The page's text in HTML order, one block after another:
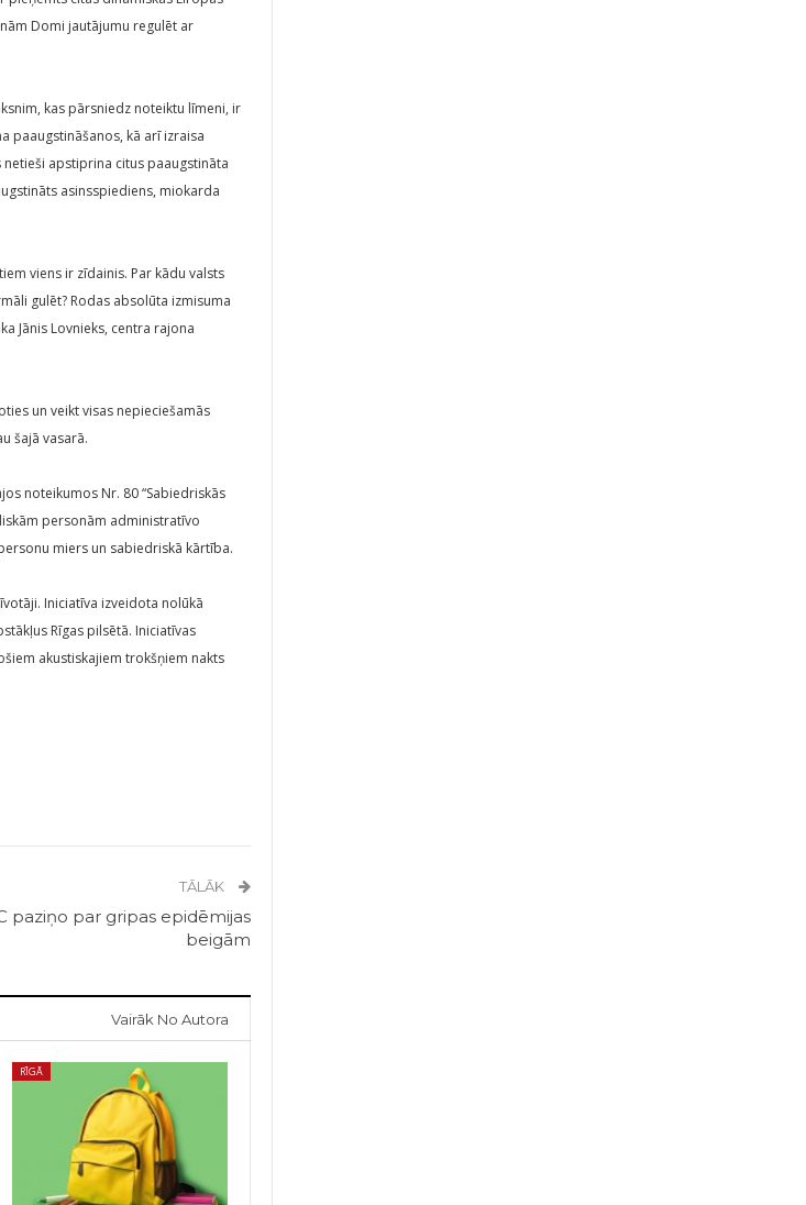
Domi jautājumu regulēt ar
kas pārsniedz noteiktu līmeni, ir
paaugstināšanos, kā arī izraisa
apstiprina citus paaugstināta
asinsspiediens, miokarda
viens ir zīdainis. Par kādu valsts
gulēt? Rodas absolūta izmisuma
Jānis Lovnieks, centra rajona
un veikt visas nepieciešamās
šajā vasarā.
noteikumos Nr. 80 “Sabiedriskās
personām administratīvo
miers un sabiedriskā kārtība.
Iniciatīva izveidota nolūkā
Rīgas pilsētā. Iniciatīvas
akustiskajiem trokšņiem nakts
TĀLĀK
paziņo par gripas epidēmijas
beigām
Vairāk No Autora
RĪGĀ